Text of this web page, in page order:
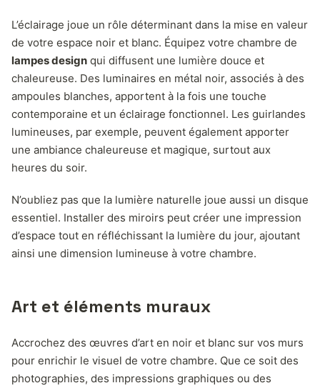
L’éclairage joue un rôle déterminant dans la mise en valeur
de votre espace noir et blanc. Équipez votre chambre de
lampes design qui diffusent une lumière douce et
chaleureuse. Des luminaires en métal noir, associés à des
ampoules blanches, apportent à la fois une touche
contemporaine et un éclairage fonctionnel. Les guirlandes
lumineuses, par exemple, peuvent également apporter
une ambiance chaleureuse et magique, surtout aux
heures du soir.
N’oubliez pas que la lumière naturelle joue aussi un disque
essentiel. Installer des miroirs peut créer une impression
d’espace tout en réfléchissant la lumière du jour, ajoutant
ainsi une dimension lumineuse à votre chambre.
Art et éléments muraux
Accrochez des œuvres d’art en noir et blanc sur vos murs
pour enrichir le visuel de votre chambre. Que ce soit des
photographies, des impressions graphiques ou des